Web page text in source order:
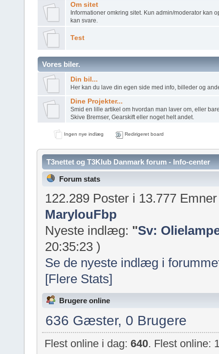
Om sitet
Informationer omkring sitet. Kun admin/moderator kan
kan svare.
Test
Vores biler.
Din bil...
Her kan du lave din egen side med info, billeder og
Dine Projekter...
Smid en lille artikel om hvordan man laver om, eller
Skive Bremser, Gearskift eller noget helt andet.
Ingen nye indlæg Redirigeret board
T3nettet og T3Klub Danmark forum - Info-center
Forum stats
122.289 Poster i 13.777
MarylouFbp
Nyeste indlæg: "Sv:
20:35:23 )
Se de nyeste indlæg i
[Flere Stats]
Brugere online
636 Gæster, 0 Brugere
Flest online i dag:640. Flest online: